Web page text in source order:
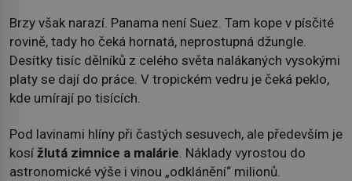
Brzy však narazí. Panama není Suez. Tam kope v písčité
rovině, tady ho čeká hornatá, neprostupná džungle.
Desítky tisíc dělníků z celého světa nalákaných vysokými
platy se dají do práce. V tropickém vedru je čeká peklo,
kde umírají po tisících.
Pod lavinami hlíny při častých sesuvech, ale především je
kosí žlutá zimnice a malárie. Náklady vyrostou do
astronomické výše i vinou „odklánění“ milionů.